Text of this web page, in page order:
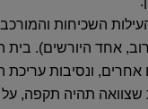
השכיחות
אחד היורשים). בית
ונסיבות עריכת
תהיה תקפה, על